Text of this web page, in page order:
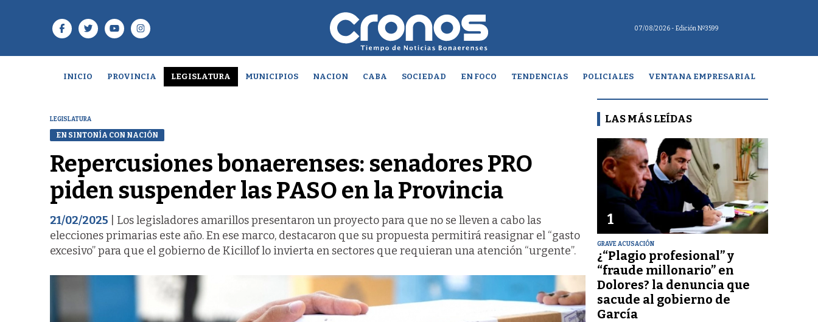
07/08/2026 - Edición Nº3599
INICIO PROVINCIA LEGISLATURA MUNICIPIOS NACION CABA SOCIEDAD EN FOCO TENDENCIAS POLICIALES VENTANA EMPRESARIAL
LEGISLATURA
EN SINTONÍA CON NACIÓN
Repercusiones bonaerenses: senadores PRO
piden suspender las PASO en la Provincia
21/02/2025 | Los legisladores amarillos presentaron un proyecto para que no se lleven a cabo las
elecciones primarias este año. En ese marco, destacaron que su propuesta permitirá reasignar el “gasto
excesivo” para que el gobierno de Kicillof lo invierta en sectores que requieran una atención “urgente”.
LAS MÁS LEÍDAS
1
GRAVE ACUSACIÓN
¿“Plagio profesional” y
“fraude millonario” en
Dolores? la denuncia que
sacude al gobierno de
García